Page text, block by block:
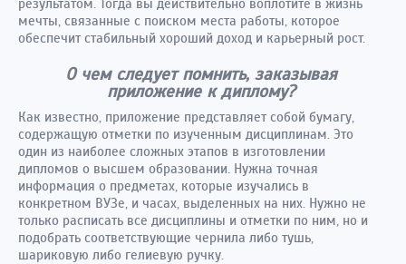
результатом. Тогда вы действительно воплотите в жизнь
мечты, связанные с поиском места работы, которое
обеспечит стабильный хороший доход и карьерный рост.
О чем следует помнить, заказывая
приложение к диплому?
Как известно, приложение представляет собой бумагу,
содержащую отметки по изученным дисциплинам. Это
один из наиболее сложных этапов в изготовлении
дипломов о высшем образовании. Нужна точная
информация о предметах, которые изучались в
конкретном ВУЗе, и часах, выделенных на них. Нужно не
только расписать все дисциплины и отметки по ним, но и
подобрать соответствующие чернила либо тушь,
шариковую либо гелиевую ручку.